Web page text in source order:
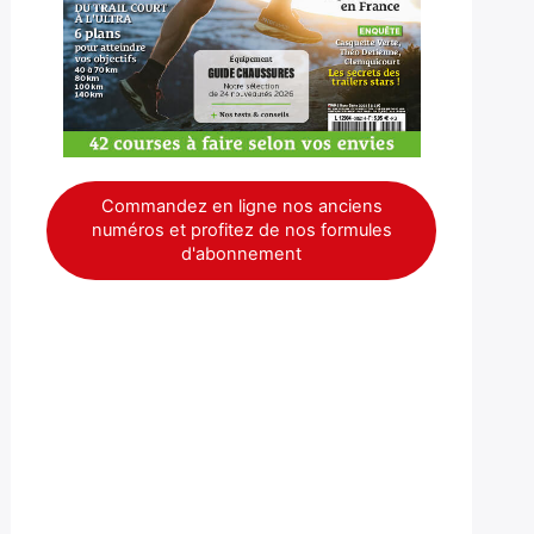
Commandez en ligne nos anciens
numéros et profitez de nos formules
d'abonnement